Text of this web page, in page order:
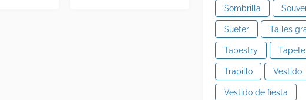
Sombrilla
Sueter Talles
Tapestry Tapete
Trapillo Vestido
Vestido de fiesta